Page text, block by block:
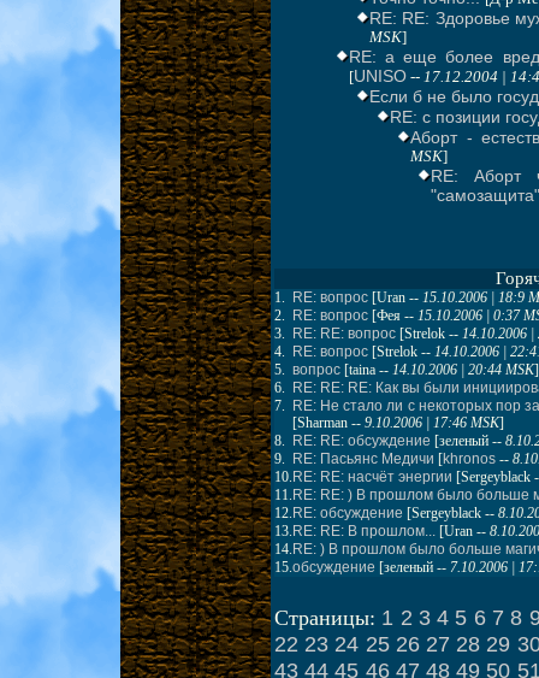
RE: RE: Здоровье
MSK]
RE: а еще более
[UNISO -- 17.12.2004 |
Если б не было
RE: с позиции
Аборт -
MSK]
RE: Аборт
"самозащита"
1. RE: вопрос [Uran -- 15.10.2006 | 18:9
2.
RE: вопрос [Фея -- 15.10.2006 | 0:37
3.
RE: RE: вопрос [Strelok -- 14.10.2006 |
4.
RE: вопрос [Strelok -- 14.10.2006 |
5. вопрос [taina -- 14.10.2006 | 20:44 MSK]
6.
RE: RE: RE: Как вы были
7.
RE: Не стало ли с некоторых пор
[Sharman -- 9.10.2006 | 17:46 MSK]
8.
RE: RE: обсуждение [зеленый --
9.
RE: Пасьянс Медичи [khronos --
10. RE: RE: насчёт энергии [Sergeyblack
11. RE: RE: ) В прошлом было больше
12. RE: обсуждение [Sergeyblack --
13. RE: RE: В прошлом... [Uran --
14. RE: ) В прошлом было больше
15.обсуждение [зеленый -- 7.10.2006 |
Страницы: 1 2 3 4 5 6 7 8
22 23 24 25 26 27 28 29
43 44 45 46 47 48 49 50